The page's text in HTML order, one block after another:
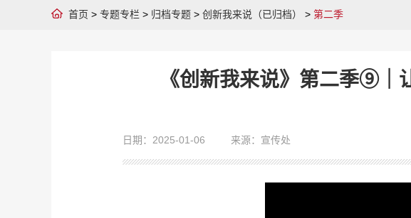
首页 > 专题专栏 > 归档专题 > 创新我来说（已归档） > 第二季
《创新我来说》第二季⑨｜
日期：2025-01-06 来源：宣传处